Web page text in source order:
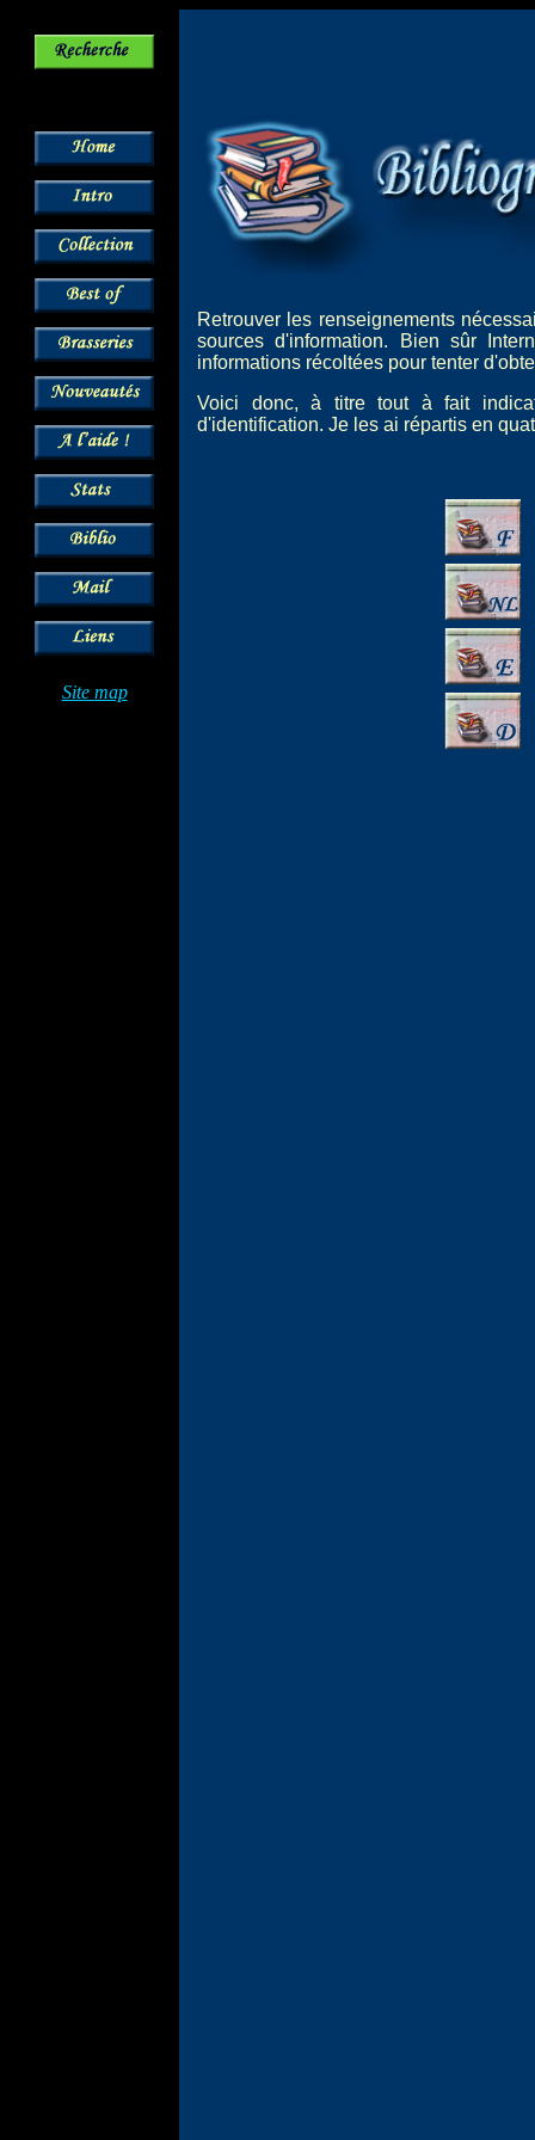
Site map
Retrouver les renseignements
sources d'information. Bien sûr
informations récoltées pour tenter
Voici donc, à titre tout à fait
d'identification. Je les ai répartis en